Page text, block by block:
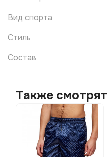
Вид спорта
Стиль
Состав
Также смотрят